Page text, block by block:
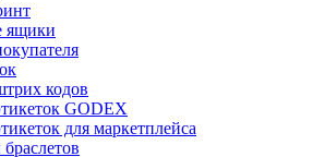
ящики
кодов
GODEX
для маркетплейса